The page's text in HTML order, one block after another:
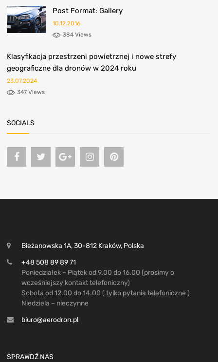
Post Format: Gallery
10.12.2016
384 Views
Klasyfikacja przestrzeni powietrznej i nowe strefy
geograficzne dla dronów w 2024 roku
23.07.2024
347 Views
SOCIALS
Bieżanowska 1A, 30-812 Kraków, Polska
+48 508 89 89 71
Poniedziałek – Piątek od 9.00 do 16.00 (prosimy o
wcześniejszy kontakt telefoniczny)
Sobota od 12.00 do 14.00 ( tylko pytania telefoniczne )
Niedziela – nieczynne
biuro@aerodron.pl
SPRAWDŹ NAS